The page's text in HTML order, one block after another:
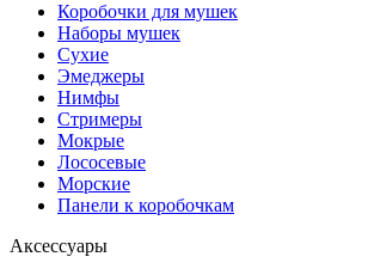
Коробочки для мушек
Наборы мушек
Сухие
Эмеджеры
Нимфы
Стримеры
Мокрые
Лососевые
Морские
Панели к коробочкам
Аксессуары